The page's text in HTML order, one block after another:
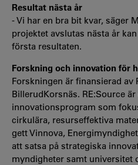
Resultat nästa år
- Vi har en bra bit kvar, säger
projektet avslutas nästa år
första resultaten.
Forskning och innovation för
Forskningen är finansierad av
BillerudKorsnäs. RE:Source
innovationsprogram som
cirkulära, resurseffektiva
gett Vinnova,
att satsa på strategiska
myndigheter samt universitet